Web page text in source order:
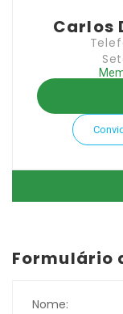
Carlos
Formulário
Nome: